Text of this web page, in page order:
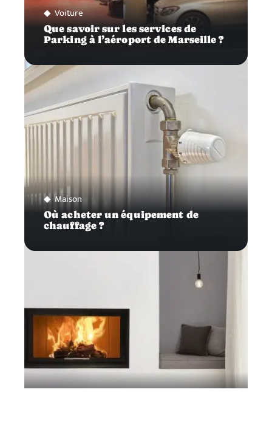
Voiture
Que savoir sur les services de
Parking à l’aéroport de Marseille ?
Maison
Où acheter un équipement de
chauffage ?